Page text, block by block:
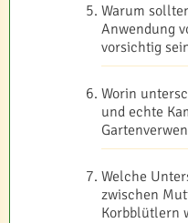
Warum
Anwendung
vorsichtig
Worin
und echte
Welche
zwischen
Korbblütlern